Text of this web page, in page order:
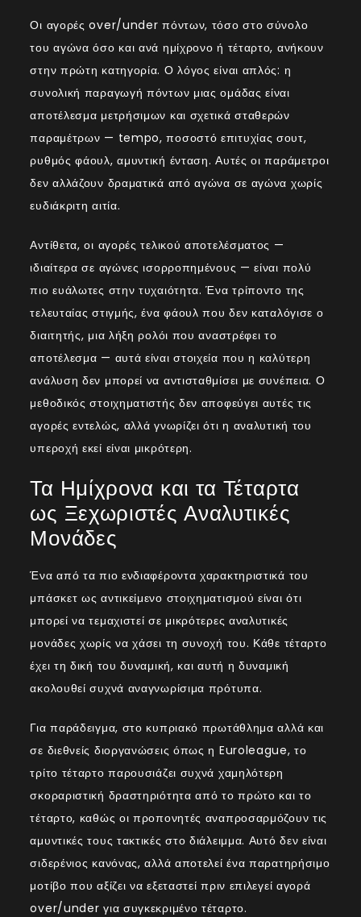
Οι αγορές over/under πόντων, τόσο στο σύνολο
του αγώνα όσο και ανά ημίχρονο ή τέταρτο, ανήκουν
στην πρώτη κατηγορία. Ο λόγος είναι απλός: η
συνολική παραγωγή πόντων μιας ομάδας είναι
αποτέλεσμα μετρήσιμων και σχετικά σταθερών
παραμέτρων — tempo, ποσοστό επιτυχίας σουτ,
ρυθμός φάουλ, αμυντική ένταση. Αυτές οι παράμετροι
δεν αλλάζουν δραματικά από αγώνα σε αγώνα χωρίς
ευδιάκριτη αιτία.
Αντίθετα, οι αγορές τελικού αποτελέσματος —
ιδιαίτερα σε αγώνες ισορροπημένους — είναι πολύ
πιο ευάλωτες στην τυχαιότητα. Ένα τρίποντο της
τελευταίας στιγμής, ένα φάουλ που δεν καταλόγισε ο
διαιτητής, μια λήξη ρολόι που αναστρέφει το
αποτέλεσμα — αυτά είναι στοιχεία που η καλύτερη
ανάλυση δεν μπορεί να αντισταθμίσει με συνέπεια. Ο
μεθοδικός στοιχηματιστής δεν αποφεύγει αυτές τις
αγορές εντελώς, αλλά γνωρίζει ότι η αναλυτική του
υπεροχή εκεί είναι μικρότερη.
Τα Ημίχρονα και τα Τέταρτα
ως Ξεχωριστές Αναλυτικές
Μονάδες
Ένα από τα πιο ενδιαφέροντα χαρακτηριστικά του
μπάσκετ ως αντικείμενο στοιχηματισμού είναι ότι
μπορεί να τεμαχιστεί σε μικρότερες αναλυτικές
μονάδες χωρίς να χάσει τη συνοχή του. Κάθε τέταρτο
έχει τη δική του δυναμική, και αυτή η δυναμική
ακολουθεί συχνά αναγνωρίσιμα πρότυπα.
Για παράδειγμα, στο κυπριακό πρωτάθλημα αλλά και
σε διεθνείς διοργανώσεις όπως η Euroleague, το
τρίτο τέταρτο παρουσιάζει συχνά χαμηλότερη
σκοραριστική δραστηριότητα από το πρώτο και το
τέταρτο, καθώς οι προπονητές αναπροσαρμόζουν τις
αμυντικές τους τακτικές στο διάλειμμα. Αυτό δεν είναι
σιδερένιος κανόνας, αλλά αποτελεί ένα παρατηρήσιμο
μοτίβο που αξίζει να εξεταστεί πριν επιλεγεί αγορά
over/under για συγκεκριμένο τέταρτο.